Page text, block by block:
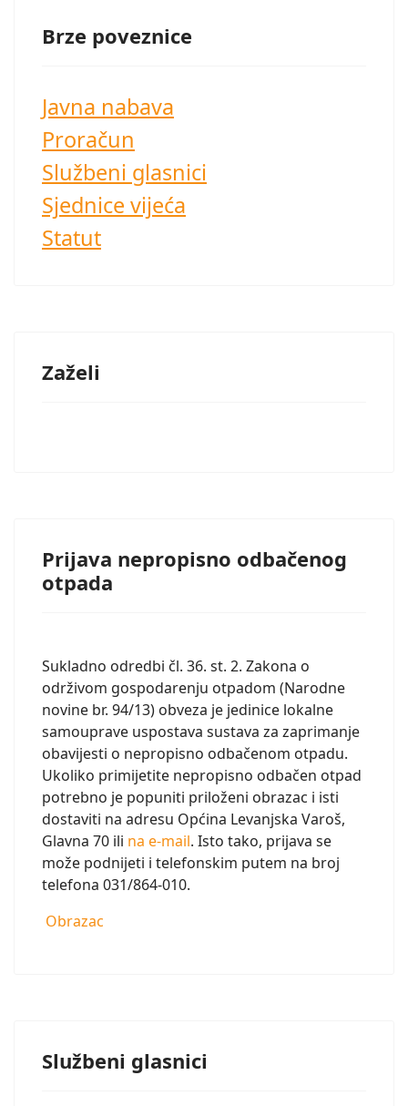
Brze poveznice
Javna nabava
Proračun
Službeni glasnici
Sjednice vijeća
Statut
Zaželi
Prijava nepropisno odbačenog
otpada
Sukladno odredbi čl. 36. st. 2. Zakona o
održivom gospodarenju otpadom (Narodne
novine br. 94/13) obveza je jedinice lokalne
samouprave uspostava sustava za zaprimanje
obavijesti o nepropisno odbačenom otpadu.
Ukoliko primijetite nepropisno odbačen otpad
potrebno je popuniti priloženi obrazac i isti
dostaviti na adresu Općina Levanjska Varoš,
Glavna 70 ili na e-mail. Isto tako, prijava se
može podnijeti i telefonskim putem na broj
telefona 031/864-010.
Obrazac
Službeni glasnici